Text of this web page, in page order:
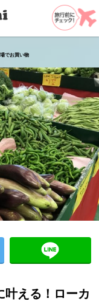
でお買い物
叶える！ローカ